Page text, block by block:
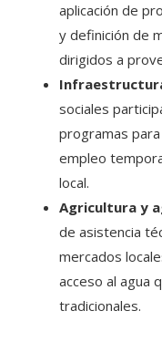
aplicación de
y definición de
dirigidos a
sociales
programas
empleo
local.
Agricultura y
de asistencia
mercados
acceso al agua
tradicionales.